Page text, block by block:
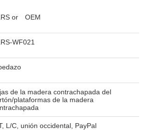
or OEM
WF021
de la madera contrachapada del
plataformas de la madera
L/C, unión occidental, PayPal